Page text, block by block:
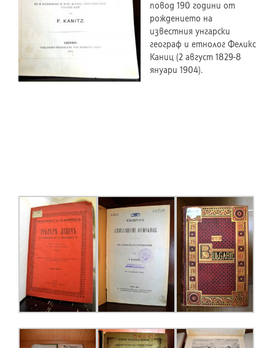
повод 190 години от
рождението на
известния унгарски
географ и етнолог Феликс
Каниц (2 август 1829-8
януари 1904).